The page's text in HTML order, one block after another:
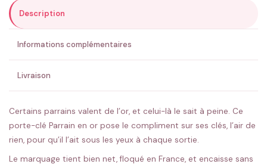
ENVOYER MA DEMANDE ✨
💚 Retour sous 24-48h🇫🇷 Flocage en France✅ Validation avant fabrication
Description
Informations complémentaires
Livraison
Certains parrains valent de l’or, et celui-là le sait à peine. Ce
porte-clé Parrain en or pose le compliment sur ses clés, l’air de
rien, pour qu’il l’ait sous les yeux à chaque sortie.
Le marquage tient bien net, floqué en France, et encaisse sans